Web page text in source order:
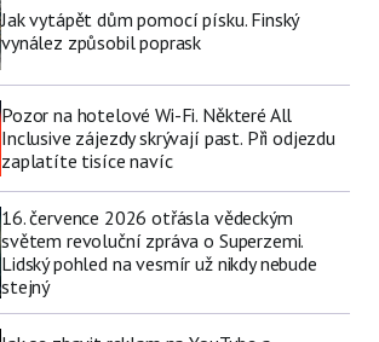
Jak vytápět dům pomocí písku. Finský
vynález způsobil poprask
Pozor na hotelové Wi-Fi. Některé All
Inclusive zájezdy skrývají past. Při odjezdu
zaplatíte tisíce navíc
16. července 2026 otřásla vědeckým
světem revoluční zpráva o Superzemi.
Lidský pohled na vesmír už nikdy nebude
stejný